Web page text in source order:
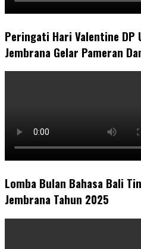
Peringati Hari Valentine DP
Jembrana Gelar Pameran
Lomba Bulan Bahasa Bali
Jembrana Tahun 2025